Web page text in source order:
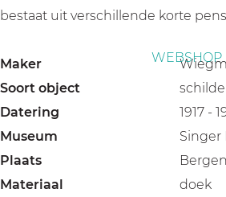
WEBSHOP
bestaat uit verschillende korte
Maker
Soort object
Datering
1917 -
Museum
Singer
Plaats
Bergen
Materiaal
doek